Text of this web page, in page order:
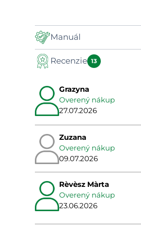
Manuál
Manual
Recenzie 13
Grazyna
Overený nákup
27.07.2026
Zuzana
Overený nákup
09.07.2026
Rèvèsz Màrta
Overený nákup
23.06.2026